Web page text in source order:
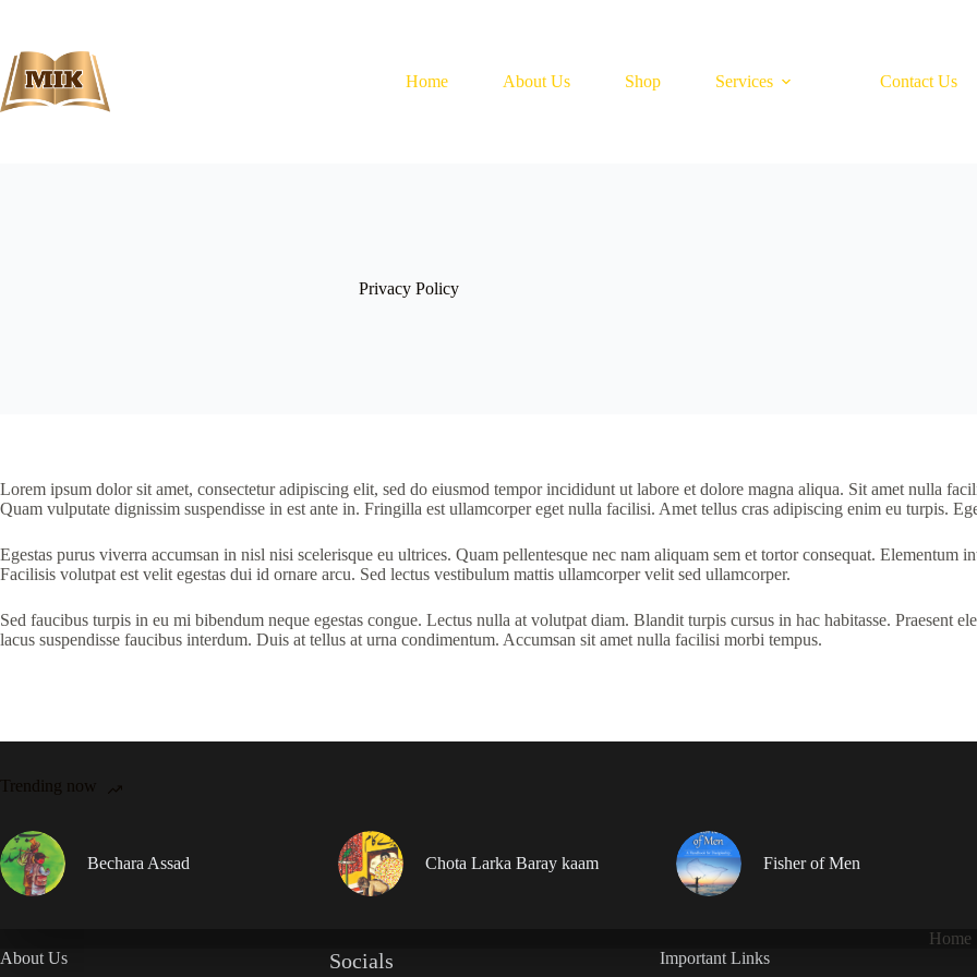
content
Home
About Us Shop Services Contact Us
Privacy Policy
Lorem ipsum dolor sit amet, consectetur adipiscing elit, sed do eiusmod tempor incididunt ut labore et dolore magna aliqua. Sit amet nulla
Quam vulputate dignissim suspendisse in est ante in. Fringilla est ullamcorper eget nulla facilisi. Amet tellus cras adipiscing enim eu turpis.
Egestas purus viverra accumsan in nisl nisi scelerisque eu ultrices. Quam pellentesque nec nam aliquam sem et tortor consequat. Elementum
Facilisis volutpat est velit egestas dui id ornare arcu. Sed lectus vestibulum mattis ullamcorper velit sed ullamcorper.
Sed faucibus turpis in eu mi bibendum neque egestas congue. Lectus nulla at volutpat diam. Blandit turpis cursus in hac habitasse. Praesent
lacus suspendisse faucibus interdum. Duis at tellus at urna condimentum. Accumsan sit amet nulla facilisi morbi tempus.
Trending now
Bechara Assad Chota Larka Baray kaam Fisher of Men
Home
About Us
Socials Important Links